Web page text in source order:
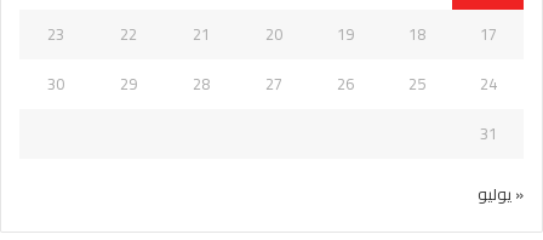
17
18
19
20
21
22
23
24
25
26
27
28
29
30
31
« يوليو